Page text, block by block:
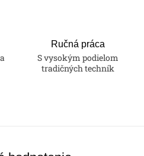
Ručná práca
S vysokým podielom
tradičných techník